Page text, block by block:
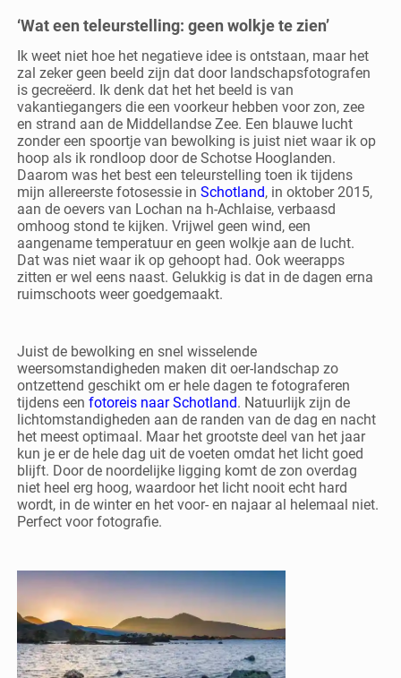
‘Wat een teleurstelling: geen wolkje te zien’
Ik weet niet hoe het negatieve idee is ontstaan, maar het
zal zeker geen beeld zijn dat door landschapsfotografen
is gecreëerd. Ik denk dat het het beeld is van
vakantiegangers die een voorkeur hebben voor zon, zee
en strand aan de Middellandse Zee. Een blauwe lucht
zonder een spoortje van bewolking is juist niet waar ik op
hoop als ik rondloop door de Schotse Hooglanden.
Daarom was het best een teleurstelling toen ik tijdens
mijn allereerste fotosessie inSchotland, in oktober 2015,
aan de oevers van Lochan na h-Achlaise, verbaasd
omhoog stond te kijken. Vrijwel geen wind, een
aangename temperatuur en geen wolkje aan de lucht.
Dat was niet waar ik op gehoopt had. Ook weerapps
zitten er wel eens naast. Gelukkig is dat in de dagen erna
ruimschoots weer goedgemaakt.
Juist de bewolking en snel wisselende
weersomstandigheden maken dit oer-landschap zo
ontzettend geschikt om er hele dagen te fotograferen
tijdens eenfotoreis naar Schotland. Natuurlijk zijn de
lichtomstandigheden aan de randen van de dag en nacht
het meest optimaal. Maar het grootste deel van het jaar
kun je er de hele dag uit de voeten omdat het licht goed
blijft. Door de noordelijke ligging komt de zon overdag
niet heel erg hoog, waardoor het licht nooit echt hard
wordt, in de winter en het voor- en najaar al helemaal niet.
Perfect voor fotografie.